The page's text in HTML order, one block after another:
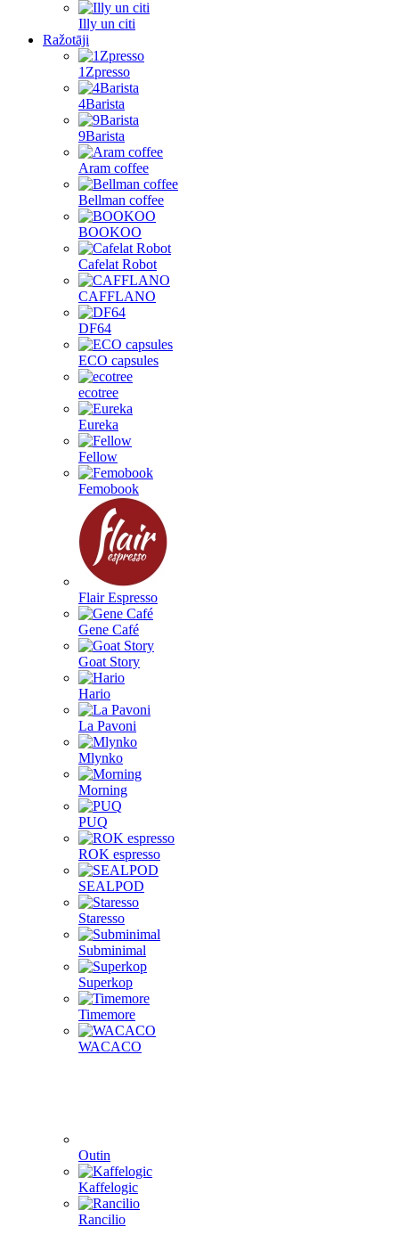
Illy un citi
Ražotāji
1Zpresso
4Barista
9Barista
Aram coffee
Bellman coffee
BOOKOO
Cafelat Robot
CAFFLANO
DF64
ECO capsules
ecotree
Eureka
Fellow
Femobook
Flair Espresso
Gene Café
Goat Story
Hario
La Pavoni
Mlynko
Morning
PUQ
ROK espresso
SEALPOD
Staresso
Subminimal
Superkop
Timemore
WACACO
Outin
Kaffelogic
Rancilio